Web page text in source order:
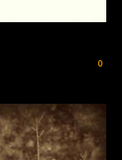
0